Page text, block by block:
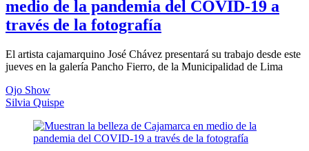
medio de la pandemia del COVID-19 a
través de la fotografía
El artista cajamarquino José Chávez presentará su trabajo desde este
jueves en la galería Pancho Fierro, de la Municipalidad de Lima
Ojo Show
Silvia Quispe